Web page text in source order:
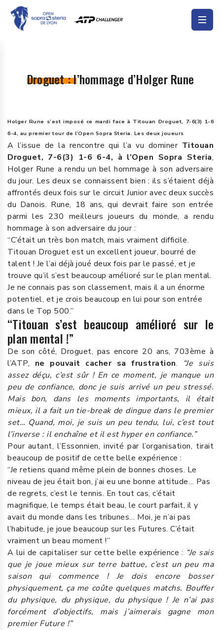
Droguet : l’hommage d’Holger Rune
Holger Rune s’est imposé ce mardi face à Titouan Droguet, 7-6(3) 1-6
6-4, au premier tour de l’Open Sopra Steria. Les deux joueurs
A l’issue de la rencontre qui l’a vu dominerTitouan
Droguet, 7-6(3) 1-6 6-4, à l’Open Sopra Steria,
Holger Rune a rendu un bel hommage à son adversaire
du jour. Les deux se connaissent bien : ils s’étaient déjà
affrontés deux fois sur le circuit Junior avec deux succès
du Danois. Rune, 18 ans, qui devrait faire son entrée
parmi les 230 meilleurs joueurs du monde, a rendu
hommage à son adversaire du jour :
“C’était un très bon match, mais vraiment difficile.
Titouan Droguet est un excellent joueur, bourré de
talent ! Je l’ai déjà joué deux fois par le passé, et je
trouve qu’il s’est beaucoup amélioré sur le plan mental.
Je ne connais pas son classement, mais il a un énorme
potentiel, et je crois beaucoup en lui pour son entrée
dans le Top 500.”
“Titouan s’est beaucoup amélioré sur le
plan mental !”
De son côté, Droguet, pas encore 20 ans, 703ème à
l’ATP, ne pouvait cacher sa frustration.
“Je suis
assez déçu, c’est sûr ! En ce moment, je manque un
peu de confiance, donc je suis arrivé un peu stressé.
Mais bon, dans les moments importants, il était
mieux, il a fait un tie-break de dingue dans le premier
set… Quand, moi, je suis un peu tendu, lui, c’est tout
l’inverse : il enchaîne et il est hyper en confiance.”
Pour autant, l’Essonnien, invité par l’organisation, tirait
beaucoup de positif de cette belle expérience :
“Je retiens quand même plein de bonnes choses. Le
niveau de jeu était bon, j’ai eu une bonne attitude… Pas
de regrets, c’est le tennis. En tout cas, c’était
magnifique, le temps était beau, le court parfait, il y
avait du monde dans les tribunes… Moi, je n’ai pas
l’habitude, je joue beaucoup sur les Futures. C’était
vraiment un beau moment !”
A lui de capitaliser sur cette belle expérience : “Je sais
que je joue mieux sur terre battue, c’est un peu ma
saison qui commence ! Je dois encore bosser
physiquement, ça me coûte quelques matchs. Bouffer
du physique, du physique, du physique ! Je n’ai pas
forcément d’objectifs, mais j’aimerais gagne mon
premier Future !”